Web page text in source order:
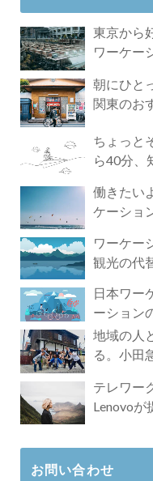
東京から
ワーケー
朝にひと
関東のお
ちょっと
ら40分、
働きたい
ケーショ
ワーケー
観光の代
日本ワー
ーション
地域の人
る。小田
テレワー
Lenovoが
お問い合わせ